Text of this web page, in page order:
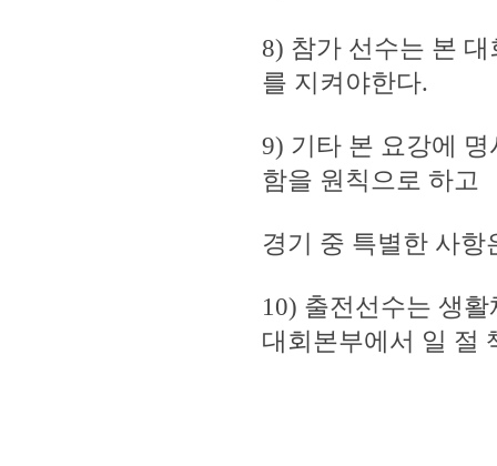
8) 참가 선수는 본
를 지켜야한다.
9) 기타 본 요강에
함을 원칙으로 하고
경기 중 특별한 사항
10) 출전선수는 생
대회본부에서 일 절